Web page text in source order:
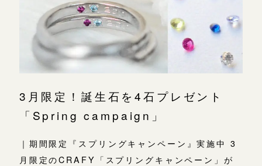
アフターケア・保証
CRAFYについて
プライバシーポリシー
3月限定！誕生石を4石プレゼント
「Spring campaign」
｜期間限定『スプリングキャンペーン』実施中 3
月限定のCRAFY「スプリングキャンペーン」が
吉祥寺店 来店ご予約
鎌倉店 来店ご予約
川越店 来店ご予約
軽井沢店 来店ご予約